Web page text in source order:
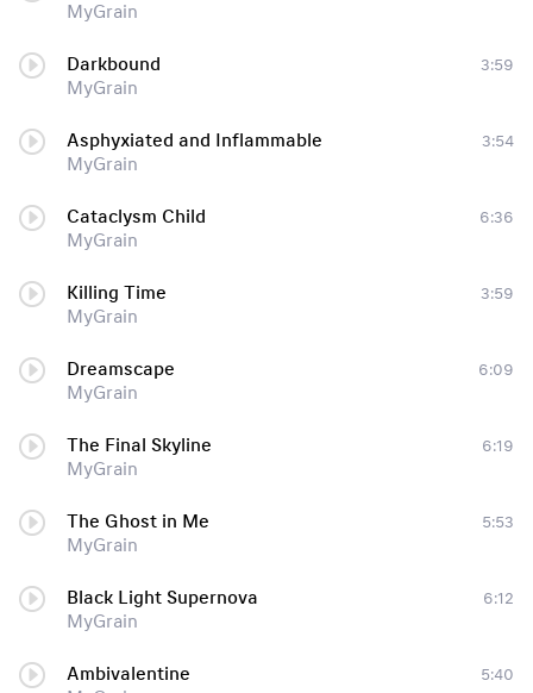
MyGrain
Darkbound
MyGrain
3:59
Asphyxiated and Inflammable
MyGrain
3:54
Cataclysm Child
MyGrain
6:36
Killing Time
MyGrain
3:59
Dreamscape
MyGrain
6:09
The Final Skyline
MyGrain
6:19
The Ghost in Me
MyGrain
5:53
Black Light Supernova
MyGrain
6:12
Ambivalentine
5:40